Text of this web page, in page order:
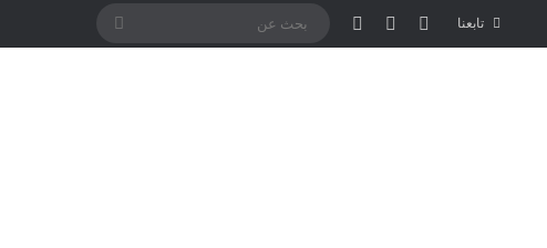
تابعنا تسجيل الدخول
مقال عشوائي
إضافة عمود جانبي